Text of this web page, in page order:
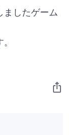
ましたゲーム